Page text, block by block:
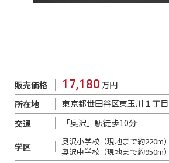
販売価格 17,180 万円
所在地
東京都世田谷区東玉川１丁目
交通
「奥沢」駅徒歩10分
学区
奥沢小学校（現地まで約220m）
奥沢中学校（現地まで約950m）